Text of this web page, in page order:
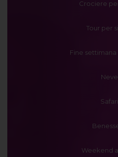
Crociere
Tour per
Fine
Neve
Safari
Weekend